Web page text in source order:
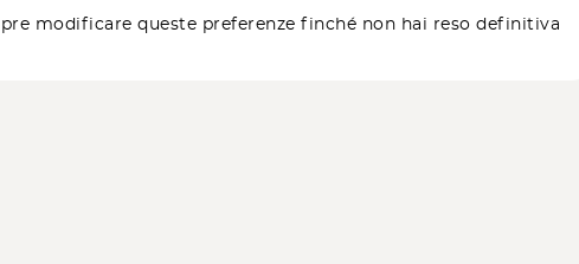
modificare queste preferenze finché non hai reso definitiva